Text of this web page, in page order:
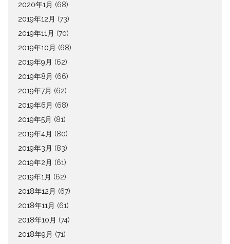
2020年1月 (68)
2019年12月 (73)
2019年11月 (70)
2019年10月 (68)
2019年9月 (62)
2019年8月 (66)
2019年7月 (62)
2019年6月 (68)
2019年5月 (81)
2019年4月 (80)
2019年3月 (83)
2019年2月 (61)
2019年1月 (62)
2018年12月 (67)
2018年11月 (61)
2018年10月 (74)
2018年9月 (71)